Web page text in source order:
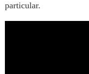
particular.